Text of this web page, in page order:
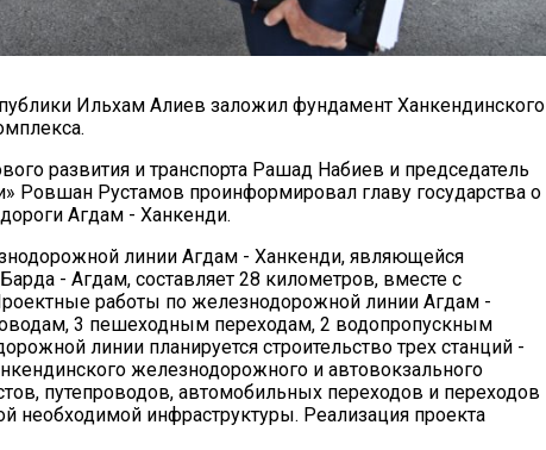
Ильхам Алиев заложил фундамент Ханкендинского
развития и транспорта Рашад Набиев и председатель
Ровшан Рустамов проинформировал главу государства о
Агдам - Ханкенди.
линии Агдам - Ханкенди, являющейся
- Агдам, составляет 28 километров, вместе с
работы по железнодорожной линии Агдам -
3 пешеходным переходам, 2 водопропускным
линии планируется строительство трех станций -
железнодорожного и автовокзального
путепроводов, автомобильных переходов и переходов
необходимой инфраструктуры. Реализация проекта